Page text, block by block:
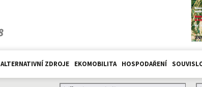
ALTERNATIVNÍ ZDROJE EKOMOBILITA HOSPODAŘENÍ